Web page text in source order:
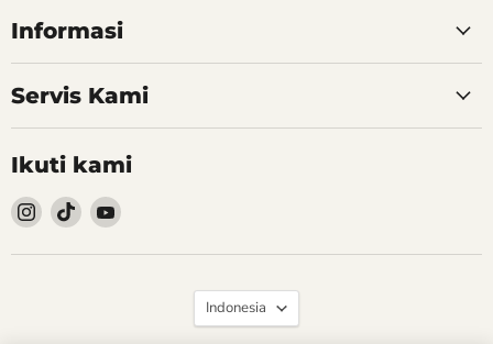
Informasi
Servis Kami
Ikuti kami
Follow
kami
Instagram
Follow
kami
TikTok
Follow
YouTube
Bahasa
Indonesia